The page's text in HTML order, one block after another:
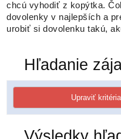
chcú vyhodiť z kopýtka.
dovolenky v najlepších a
urobiť si dovolenku takú,